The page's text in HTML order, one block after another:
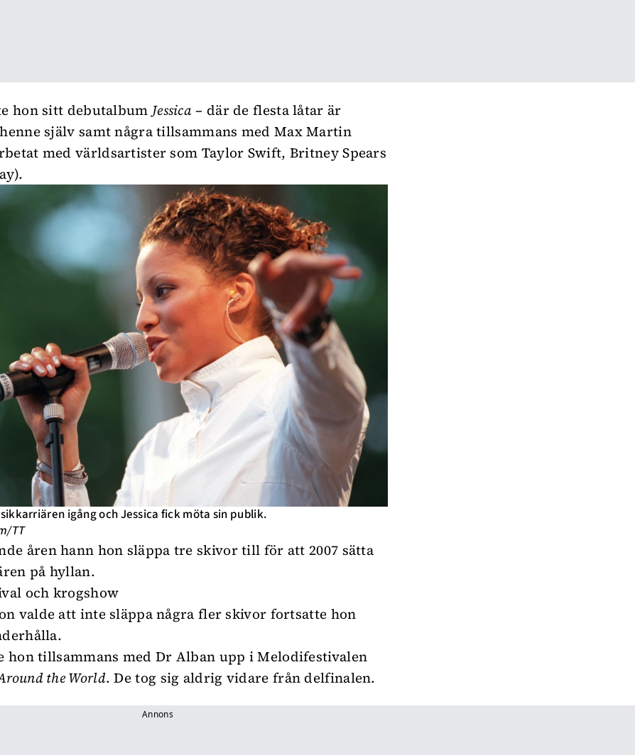
hon sitt debutalbum Jessica– där de flesta låtar är
själv samt några tillsammans med Max Martin
med världsartister som Taylor Swift, Britney Spears
igång och Jessica fick möta sin publik.
TT
åren hann hon släppa tre skivor till för att 2007 sätta
på hyllan.
och krogshow
valde att inte släppa några fler skivor fortsatte hon
hon tillsammans med Dr Alban upp i Melodifestivalen
the World. De tog sig aldrig vidare från delfinalen.
Annons